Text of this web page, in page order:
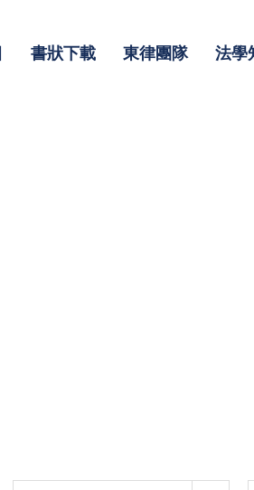
書狀下載 東律團隊 法學